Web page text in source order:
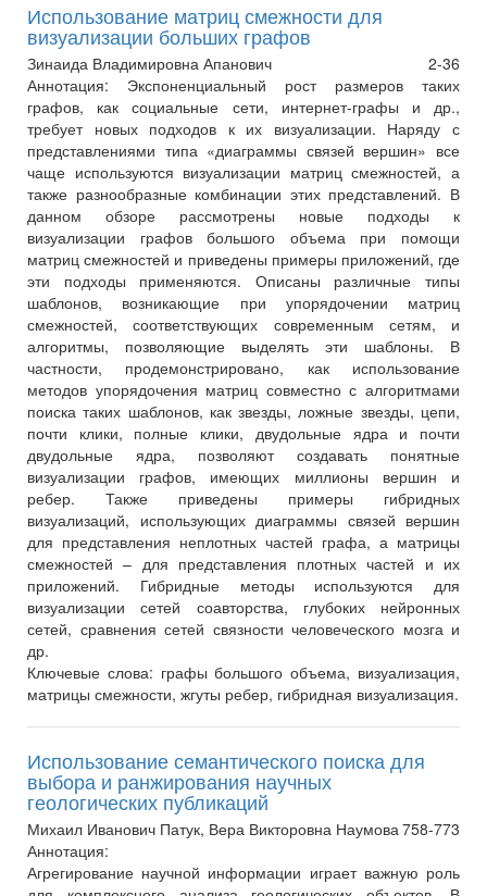
Использование матриц смежности для
визуализации больших графов
Зинаида Владимировна Апанович
2-36
Аннотация: Экспоненциальный рост размеров таких
графов, как социальные сети, интернет-графы и др.,
требует новых подходов к их визуализации. Наряду с
представлениями типа «диаграммы связей вершин» все
чаще используются визуализации матриц смежностей, а
также разнообразные комбинации этих представлений. В
данном обзоре рассмотрены новые подходы к
визуализации графов большого объема при помощи
матриц смежностей и приведены примеры приложений, где
эти подходы применяются. Описаны различные типы
шаблонов, возникающие при упорядочении матриц
смежностей, соответствующих современным сетям, и
алгоритмы, позволяющие выделять эти шаблоны. В
частности, продемонстрировано, как использование
методов упорядочения матриц совместно с алгоритмами
поиска таких шаблонов, как звезды, ложные звезды, цепи,
почти клики, полные клики, двудольные ядра и почти
двудольные ядра, позволяют создавать понятные
визуализации графов, имеющих миллионы вершин и
ребер. Также приведены примеры гибридных
визуализаций, использующих диаграммы связей вершин
для представления неплотных частей графа, а матрицы
смежностей – для представления плотных частей и их
приложений. Гибридные методы используются для
визуализации сетей соавторства, глубоких нейронных
сетей, сравнения сетей связности человеческого мозга и
др.
Ключевые слова: графы большого объема, визуализация,
матрицы смежности, жгуты ребер, гибридная визуализация.
Использование семантического поиска для
выбора и ранжирования научных
геологических публикаций
Михаил Иванович Патук, Вера Викторовна Наумова758-773
Аннотация:
Агрегирование научной информации играет важную роль